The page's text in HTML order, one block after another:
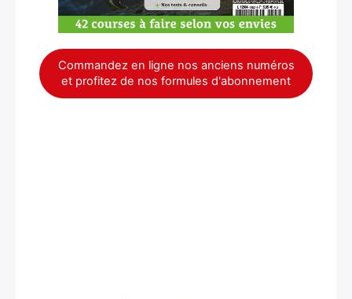
Commandez en ligne nos anciens numéros
et profitez de nos formules d'abonnement